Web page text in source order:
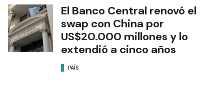
El Banco Central renovó el
swap con China por
US$20.000 millones y lo
extendió a cinco años
PAÍS